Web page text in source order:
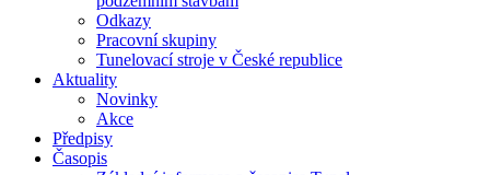
Odkazy
Pracovní skupiny
Tunelovací stroje v České republice
Aktuality
Novinky
Akce
Předpisy
Časopis